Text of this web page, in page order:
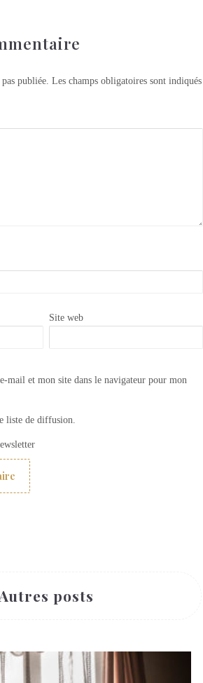
publiée. Les champs obligatoires sont indiqués
Site web
mail et mon site dans le navigateur pour mon
liste de diffusion.
Autres posts